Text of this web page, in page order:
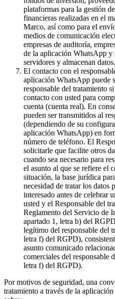
plataformas para la gestión
financieras realizadas en el
Marco, así como para el
medios de comunicación
empresas de auditoría,
de la aplicación WhatsApp y
servidores y almacenan datos.
El contacto con el
aplicación WhatsApp puede
responsable del tratamiento
contacto con usted para
cuenta (cuenta real). En
pueden ser transmitidos al
(dependiendo de su
aplicación WhatsApp) en
número de teléfono. El
solicitarle que facilite otros
cuando sea necesario para
el asunto al que se refiere el
situación, la base jurídica
necesidad de tratar los datos
interesado antes de celebrar
usted y el Responsable del
Reglamento del Servicio de
apartado 1, letra b) del
legítimo del responsable del
letra f) del RGPD),
asunto comunicado
comerciales del responsable
letra f) del RGPD).
Por motivos de seguridad, una
tratamiento a través de la